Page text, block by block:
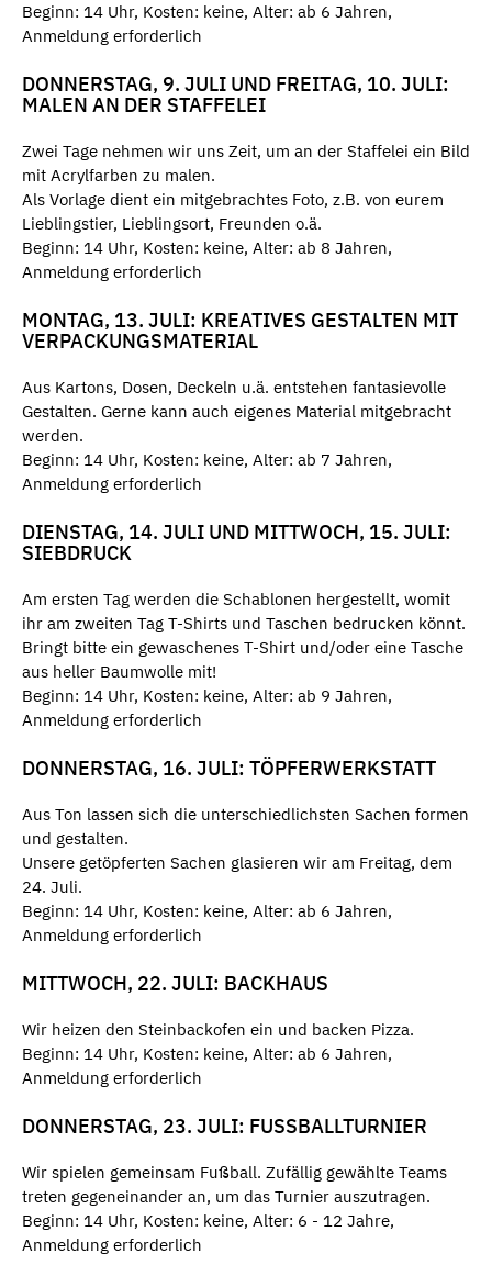
Beginn: 14 Uhr, Kosten: keine, Alter: ab 6 Jahren,
Anmeldung erforderlich
DONNERSTAG, 9. JULI UND FREITAG, 10. JULI:
MALEN AN DER STAFFELEI
Zwei Tage nehmen wir uns Zeit, um an der Staffelei ein Bild
mit Acrylfarben zu malen.
Als Vorlage dient ein mitgebrachtes Foto, z.B. von eurem
Lieblingstier, Lieblingsort, Freunden o.ä.
Beginn: 14 Uhr, Kosten: keine, Alter: ab 8 Jahren,
Anmeldung erforderlich
MONTAG, 13. JULI: KREATIVES GESTALTEN MIT
VERPACKUNGSMATERIAL
Aus Kartons, Dosen, Deckeln u.ä. entstehen fantasievolle
Gestalten. Gerne kann auch eigenes Material mitgebracht
werden.
Beginn: 14 Uhr, Kosten: keine, Alter: ab 7 Jahren,
Anmeldung erforderlich
DIENSTAG, 14. JULI UND MITTWOCH, 15. JULI:
SIEBDRUCK
Am ersten Tag werden die Schablonen hergestellt, womit
ihr am zweiten Tag T-Shirts und Taschen bedrucken könnt.
Bringt bitte ein gewaschenes T-Shirt und/oder eine Tasche
aus heller Baumwolle mit!
Beginn: 14 Uhr, Kosten: keine, Alter: ab 9 Jahren,
Anmeldung erforderlich
DONNERSTAG, 16. JULI: TÖPFERWERKSTATT
Aus Ton lassen sich die unterschiedlichsten Sachen formen
und gestalten.
Unsere getöpferten Sachen glasieren wir am Freitag, dem
24. Juli.
Beginn: 14 Uhr, Kosten: keine, Alter: ab 6 Jahren,
Anmeldung erforderlich
MITTWOCH, 22. JULI: BACKHAUS
Wir heizen den Steinbackofen ein und backen Pizza.
Beginn: 14 Uhr, Kosten: keine, Alter: ab 6 Jahren,
Anmeldung erforderlich
DONNERSTAG, 23. JULI: FUSSBALLTURNIER
Wir spielen gemeinsam Fußball. Zufällig gewählte Teams
treten gegeneinander an, um das Turnier auszutragen.
Beginn: 14 Uhr, Kosten: keine, Alter: 6 - 12 Jahre,
Anmeldung erforderlich